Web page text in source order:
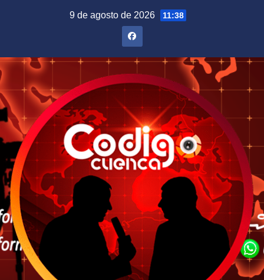
9 de agosto de 2026 11:38